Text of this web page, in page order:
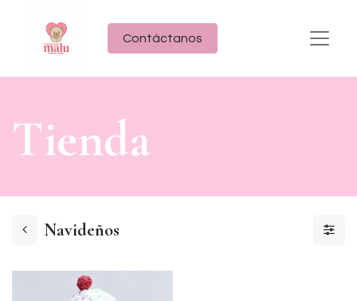
Contáctanos
Tien​da
Navideños